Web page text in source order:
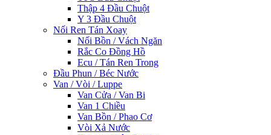
Thập 4 Đầu Chuột
Y 3 Đầu Chuột
Nối Ren Tán Xoay
Nối Bồn / Vách Ngăn
Rắc Co Đồng Hồ
Ecu / Tán Ren Trong
Đầu Phun / Béc Nước
Van / Vòi / Luppe
Van Cửa / Van Bi
Van 1 Chiều
Van Bồn / Phao Cơ
Vòi Xả Nước